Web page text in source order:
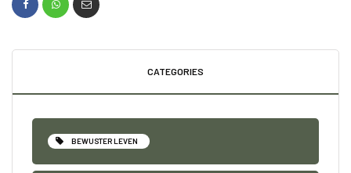
CATEGORIES
BEWUSTER LEVEN